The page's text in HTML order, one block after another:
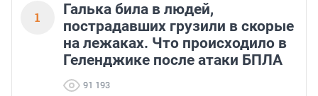
1
Галька била в людей,
пострадавших грузили в скорые
на лежаках. Что происходило в
Геленджике после атаки БПЛА
91 193